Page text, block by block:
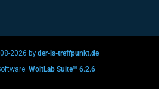
2026 by der-ls-treffpunkt.de
WoltLab Suite™ 6.2.6